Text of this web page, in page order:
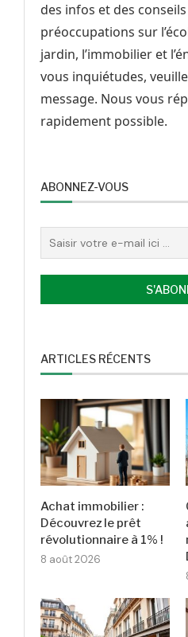
des infos et des
préoccupations sur
jardin, l’immobilier et
vous inquiétudes,
message. Nous vous
rapidement possible.
ABONNEZ-VOUS
ARTICLES RÉCENTS
Achat immobilier :
Découvrez le prêt
révolutionnaire à 1% !
8 août 2026